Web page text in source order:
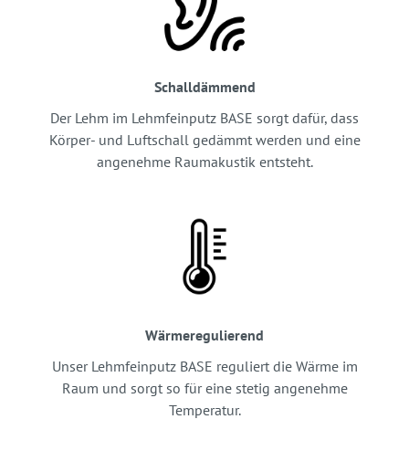
Schalldämmend
Der Lehm im Lehmfeinputz BASE sorgt dafür, dass
Körper- und Luftschall gedämmt werden und eine
angenehme Raumakustik entsteht.
Wärmeregulierend
Unser Lehmfeinputz BASE reguliert die Wärme im
Raum und sorgt so für eine stetig angenehme
Temperatur.